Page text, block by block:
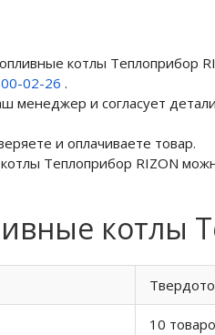
котлы Теплоприбор
02-26 .
менеджер и согласует
и оплачиваете товар.
Теплоприбор RIZON
котлы
10